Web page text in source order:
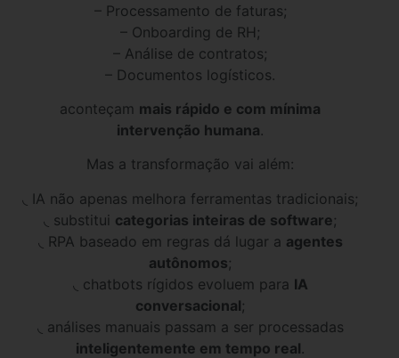
– Processamento de faturas;
– Onboarding de RH;
– Análise de contratos;
– Documentos logísticos.
aconteçam mais rápido e com mínima
intervenção humana.
Mas a transformação vai além:
◟ IA não apenas melhora ferramentas tradicionais;
◟ substitui categorias inteiras de software;
◟ RPA baseado em regras dá lugar a agentes
autônomos;
◟ chatbots rígidos evoluem para IA
conversacional;
◟ análises manuais passam a ser processadas
inteligentemente em tempo real.